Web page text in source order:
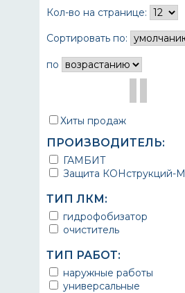
Кол-во на странице:
Сортировать по:
по
Хиты продаж
ПРОИЗВОДИТЕЛЬ:
ГАМБИТ
Защита КОНструкций-М
ТИП ЛКМ:
гидрофобизатор
очиститель
ТИП РАБОТ:
наружные работы
универсальные